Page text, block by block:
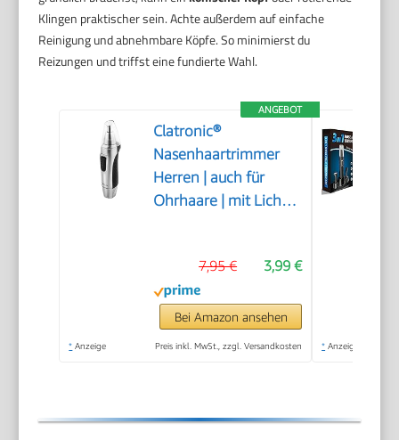
Klingen praktischer sein. Achte außerdem auf einfache
Reinigung und abnehmbare Köpfe. So minimierst du
Reizungen und triffst eine fundierte Wahl.
ANGEBOT
Clatronic®
Nasenhaartrimmer
Herren | auch für
Ohrhaare | mit Licht |
(abnehmbar) |
Nasenhaarentferner |
Nasenhaare
entfernen |
3,99 €
7,95 €
Bei Amazon ansehen
* Anzeige Preis inkl. MwSt., zzgl. Versandkosten * Anzeige